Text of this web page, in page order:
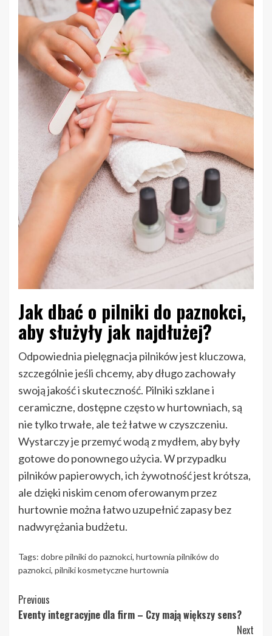
Jak dbać o pilniki do paznokci,
aby służyły jak najdłużej?
Odpowiednia pielęgnacja pilników jest kluczowa,
szczególnie jeśli chcemy, aby długo zachowały
swoją jakość i skuteczność. Pilniki szklane i
ceramiczne, dostępne często w hurtowniach, są
nie tylko trwałe, ale też łatwe w czyszczeniu.
Wystarczy je przemyć wodą z mydłem, aby były
gotowe do ponownego użycia. W przypadku
pilników papierowych, ich żywotność jest krótsza,
ale dzięki niskim cenom oferowanym przez
hurtownie można łatwo uzupełnić zapasy bez
nadwyrężania budżetu.
Tags: dobre pilniki do paznokci, hurtownia pilników do
paznokci, pilniki kosmetyczne hurtownia
Continue
Reading
Previous
Eventy integracyjne dla firm – Czy mają większy sens?
Next